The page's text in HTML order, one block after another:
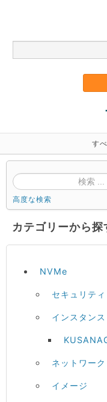
す
高度な検索
カテゴリーから探
NVMe
セキュリティ
インスタンス
ネットワーク
イメージ